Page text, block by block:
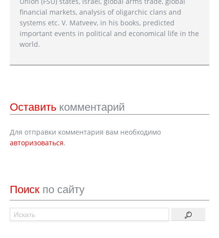
financial markets, analysis of oligarchic clans and
systems etc. V. Matveev, in his books, predicted
important events in political and economical life in the
world.
Оставить комментарий
Для отправки комментария вам необходимо
авторизоваться.
Поиск по сайту